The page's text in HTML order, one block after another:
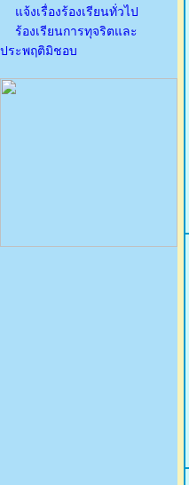
แจ้งเรื่องร้องเรียนทั่วไป
ร้องเรียนการทุจริตและ
ประพฤติมิชอบ